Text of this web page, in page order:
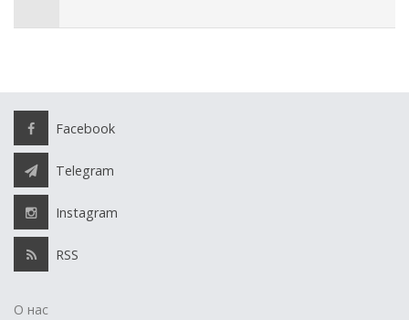
Facebook
Telegram
Instagram
RSS
О нас